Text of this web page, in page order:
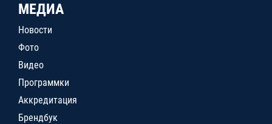
МЕДИА
Новости
Фото
Видео
Программки
Аккредитация
Брендбук